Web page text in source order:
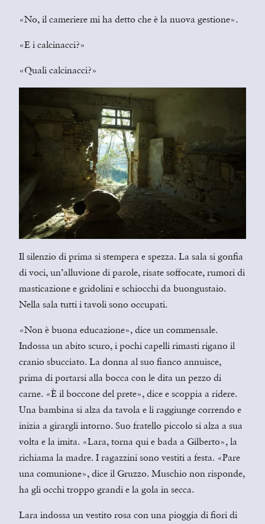
«No, il cameriere mi ha detto che è la nuova gestione».
«E i calcinacci?»
«Quali calcinacci?»
Il silenzio di prima si stempera e spezza. La sala si gonfia
di voci, un’alluvione di parole, risate soffocate, rumori di
masticazione e gridolini e schiocchi da buongustaio.
Nella sala tutti i tavoli sono occupati.
«Non è buona educazione», dice un commensale.
Indossa un abito scuro, i pochi capelli rimasti rigano il
cranio sbucciato. La donna al suo fianco annuisce,
prima di portarsi alla bocca con le dita un pezzo di
carne. «È il boccone del prete», dice e scoppia a ridere.
Una bambina si alza da tavola e li raggiunge correndo e
inizia a girargli intorno. Suo fratello piccolo si alza a sua
volta e la imita. «Lara, torna qui e bada a Gilberto», la
richiama la madre. I ragazzini sono vestiti a festa. «Pare
una comunione», dice il Gruzzo. Muschio non risponde,
ha gli occhi troppo grandi e la gola in secca.
Lara indossa un vestito rosa con una pioggia di fiori di